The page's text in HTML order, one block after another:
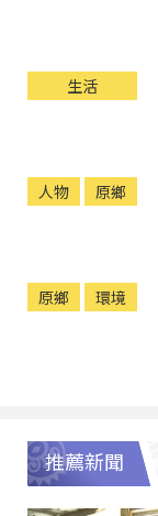
生活
人物 原鄉
原鄉 環境
推薦新聞